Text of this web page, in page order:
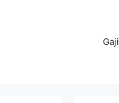
Gaji